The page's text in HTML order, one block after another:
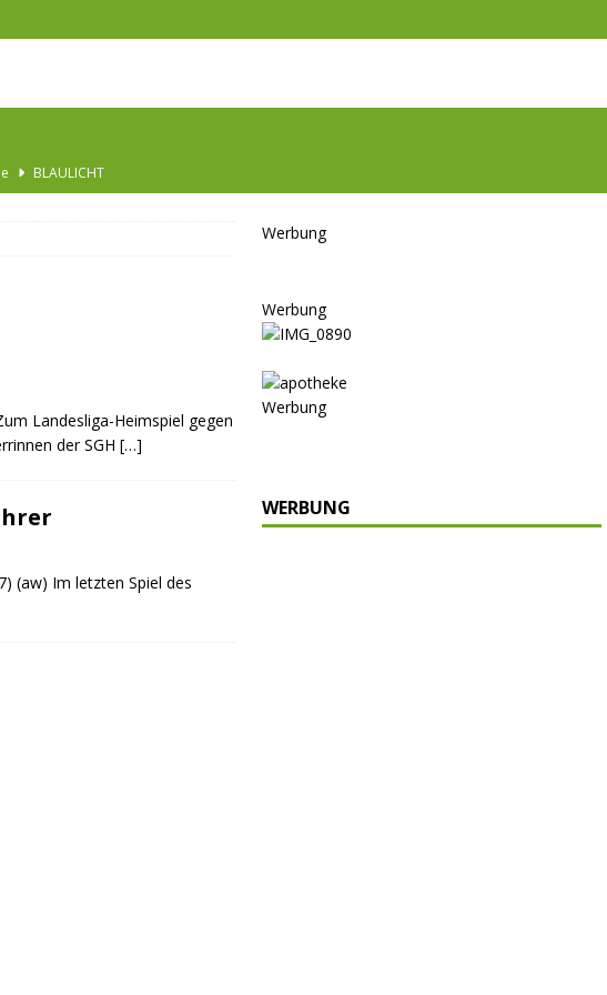
BLAULICHT
JUGEND
Landesliga-Heimspiel gegen
der SGH […]
(aw) Im letzten Spiel des
Werbung
Werbung
Werbung
WERBUNG